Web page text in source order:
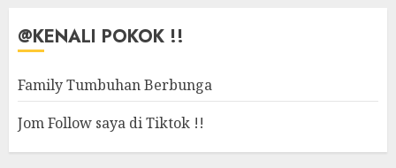
@KENALI POKOK !!
Family Tumbuhan Berbunga
Jom Follow saya di Tiktok !!